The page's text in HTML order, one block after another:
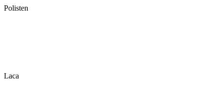
Polisten
Laca